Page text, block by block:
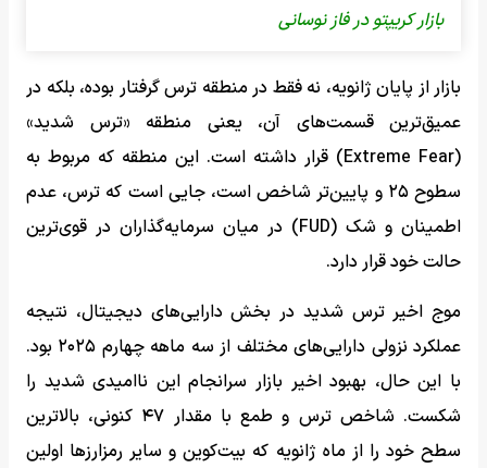
بازار کریپتو در فاز نوسانی
بازار از پایان ژانویه، نه فقط در منطقه ترس گرفتار بوده، بلکه در
عمیق‌ترین قسمت‌های آن، یعنی منطقه «ترس شدید»
(Extreme Fear) قرار داشته است. این منطقه که مربوط به
سطوح ۲۵ و پایین‌تر شاخص است، جایی است که ترس، عدم
اطمینان و شک (FUD) در میان سرمایه‌گذاران در قوی‌ترین
حالت خود قرار دارد.
موج اخیر ترس شدید در بخش دارایی‌های دیجیتال، نتیجه
عملکرد نزولی دارایی‌های مختلف از سه ماهه چهارم ۲۰۲۵ بود.
با این حال، بهبود اخیر بازار سرانجام این ناامیدی شدید را
شکست. شاخص ترس و طمع با مقدار ۴۷ کنونی، بالاترین
سطح خود را از ماه ژانویه که بیت‌کوین و سایر رمزارزها اولین